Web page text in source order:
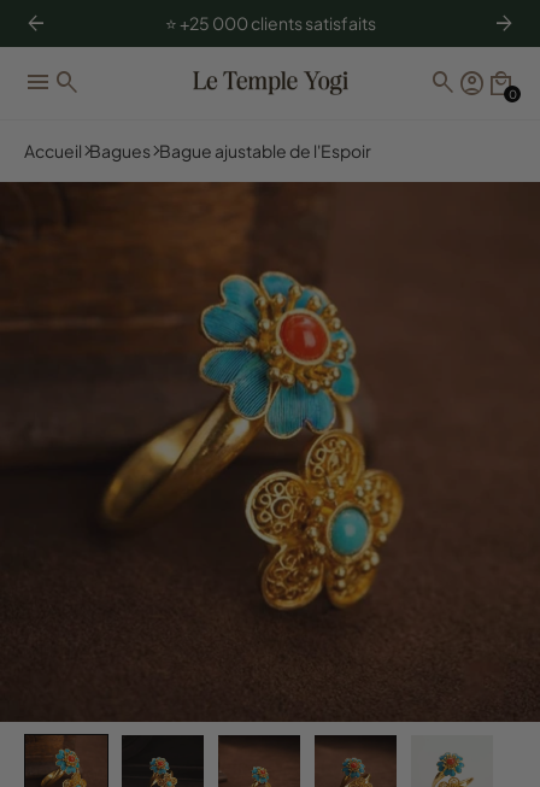
arrow_back arrow_forward
⭐️ +25 000 clients satisfaits
menu search search account_circle local_mall
0
Accueil Bagues Bague ajustable de l'Espoir